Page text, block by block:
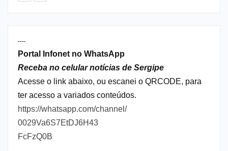
----
Portal Infonet no WhatsApp
Receba no celular notícias de Sergipe
Acesse o link abaixo, ou escanei o QRCODE, para
ter acesso a variados conteúdos.
https://whatsapp.com/channel/
0029Va6S7EtDJ6H43
FcFzQ0B